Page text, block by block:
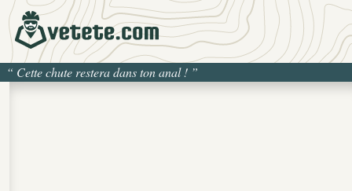
“ Cette chute restera dans ton anal ! ”